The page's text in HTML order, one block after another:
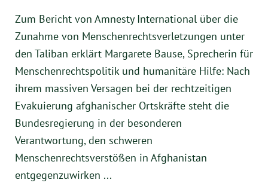
Zum Bericht von Amnesty International über die
Zunahme von Menschenrechtsverletzungen unter
den Taliban erklärt Margarete Bause, Sprecherin für
Menschenrechtspolitik und humanitäre Hilfe: Nach
ihrem massiven Versagen bei der rechtzeitigen
Evakuierung afghanischer Ortskräfte steht die
Bundesregierung in der besonderen
Verantwortung, den schweren
Menschenrechtsverstößen in Afghanistan
entgegenzuwirken ...